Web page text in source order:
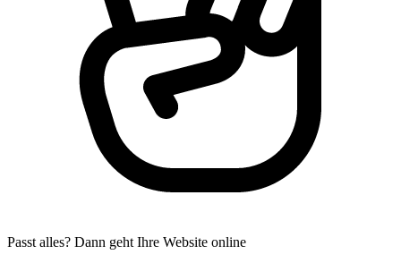
Passt alles? Dann geht Ihre Website online